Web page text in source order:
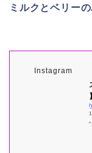
ミルクとベリー
Instagram
"